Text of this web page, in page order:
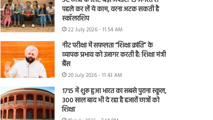
पहले कर लें ये काम, वरना अटक सकती है
स्कॉलरशिप
22 July 2026 - 11:54 AM
नीट परीक्षा में सफलता “शिक्षा क्रांति” के
व्यापक प्रभाव को उजागर करती है: शिक्षा मंत्री
बैंस
20 July 2026 - 11:43 AM
1715 में शुरू हुआ भारत का सबसे पुराना स्कूल,
300 साल बाद भी दे रहा है हजारों छात्रों को
शिक्षा